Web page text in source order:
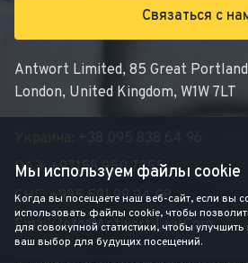
Связаться с
Antwort Limited, 85 Great
London, United Kingdom, W1W 7LT
ОАЭ:+97158 950 7355
СНГ: +995 591 98 94 08
Email:Info@antwort-Law.com
Мы используем файлы cookie
Когда вы посещаете наш веб-сайт, если вы
использовать файлы cookie, чтобы
для совокупной статистики, чтобы
ваш выбор для будущих посещений.